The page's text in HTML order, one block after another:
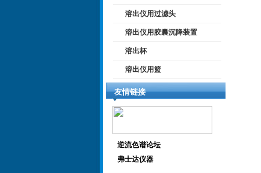
溶出仪用过滤头
溶出仪用胶囊沉降装置
溶出杯
溶出仪用篮